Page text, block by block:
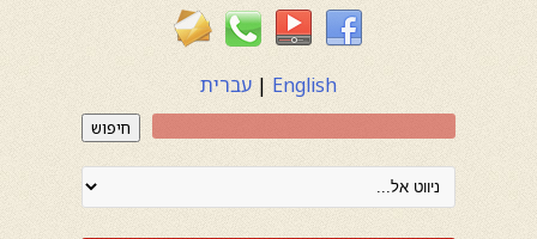
English
| עברית
חיפוש